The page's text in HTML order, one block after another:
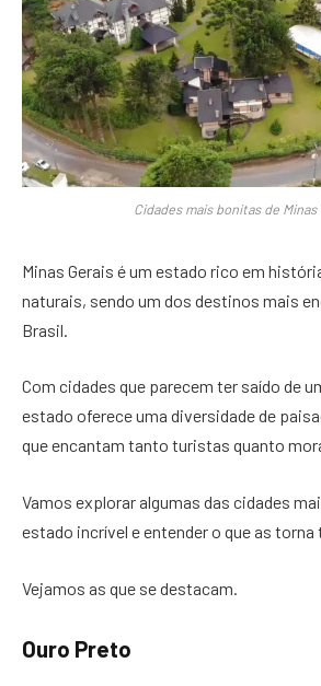
Cidades mais bonitas de Minas
Minas Gerais é um estado rico em
naturais, sendo um dos destinos mais
Brasil.
Com cidades que parecem ter saído de
estado oferece uma diversidade de
que encantam tanto turistas quanto
Vamos explorar algumas das cidades
estado incrível e entender o que as
Vejamos as que se destacam.
Ouro Preto